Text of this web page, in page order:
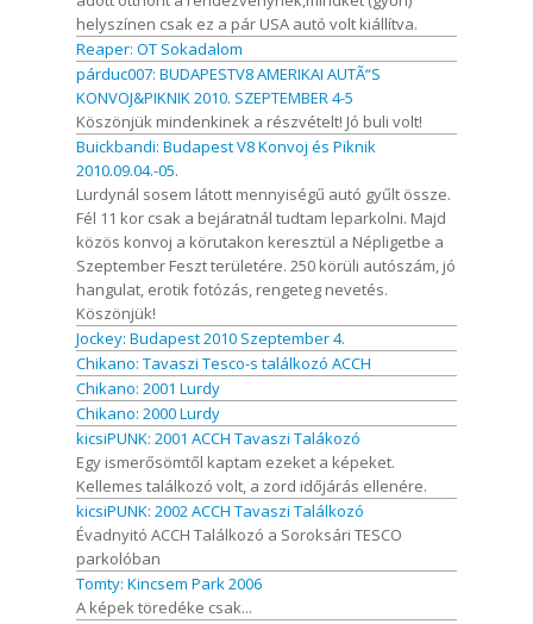
helyszínen csak ez a pár USA autó volt kiállítva.
Reaper: OT Sokadalom
párduc007: BUDAPESTV8 AMERIKAI AUTÃ“S
KONVOJ&PIKNIK 2010. SZEPTEMBER 4-5
Köszönjük mindenkinek a részvételt! Jó buli volt!
Buickbandi: Budapest V8 Konvoj és Piknik
2010.09.04.-05.
Lurdynál sosem látott mennyiségű autó gyűlt össze.
Fél 11 kor csak a bejáratnál tudtam leparkolni. Majd
közös konvoj a körutakon keresztül a Népligetbe a
Szeptember Feszt területére. 250 körüli autószám, jó
hangulat, erotik fotózás, rengeteg nevetés.
Köszönjük!
Jockey: Budapest 2010 Szeptember 4.
Chikano: Tavaszi Tesco-s találkozó ACCH
Chikano: 2001 Lurdy
Chikano: 2000 Lurdy
kicsiPUNK: 2001 ACCH Tavaszi Talákozó
Egy ismerősömtől kaptam ezeket a képeket.
Kellemes találkozó volt, a zord időjárás ellenére.
kicsiPUNK: 2002 ACCH Tavaszi Találkozó
Évadnyitó ACCH Találkozó a Soroksári TESCO
parkolóban
Tomty: Kincsem Park 2006
A képek töredéke csak...